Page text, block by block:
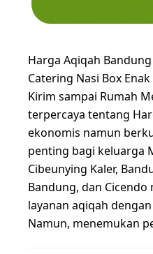
Harga Aqiqah
Catering Nasi Box
Kirim sampai Rumah
terpercaya tentang
ekonomis namun
penting bagi keluarga
Cibeunying Kaler,
Bandung, dan
layanan aqiqah
Namun, menemukan